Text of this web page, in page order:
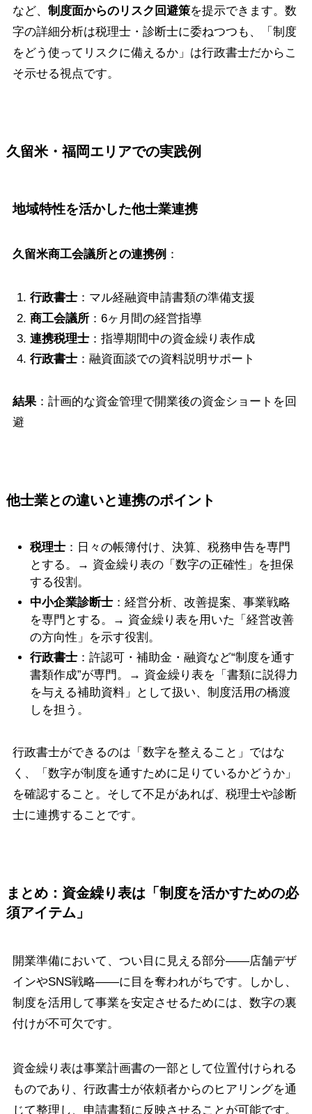
など、 制度面からのリスク回避策を提示できます。数
字の詳細分析は税理士・診断士に委ねつつも、「制度
をどう使ってリスクに備えるか」は行政書士だからこ
そ示せる視点です。
久留米・福岡エリアでの実践例
地域特性を活かした他士業連携
久留米商工会議所との連携例 ：
行政書士 ：マル経融資申請書類の準備支援
商工会議所 ：6ヶ月間の経営指導
連携税理士 ：指導期間中の資金繰り表作成
行政書士 ：融資面談での資料説明サポート
結果：計画的な資金管理で開業後の資金ショートを回
避
他士業との違いと連携のポイント
税理士 ：日々の帳簿付け、決算、税務申告を専門
とする。→ 資金繰り表の「数字の正確性」を担保
する役割。
中小企業診断士 ：経営分析、改善提案、事業戦略
を専門とする。→ 資金繰り表を用いた「経営改善
の方向性」を示す役割。
行政書士 ：許認可・補助金・融資など“制度を通す
書類作成”が専門。→ 資金繰り表を「書類に説得力
を与える補助資料」として扱い、制度活用の橋渡
しを担う。
行政書士ができるのは「数字を整えること」ではな
く、「数字が制度を通すために足りているかどうか」
を確認すること。そして不足があれば、税理士や診断
士に連携することです。
まとめ：資金繰り表は「制度を活かすための必
須アイテム」
開業準備において、つい目に見える部分——店舗デザ
インやSNS戦略——に目を奪われがちです。しかし、
制度を活用して事業を安定させるためには、数字の裏
付けが不可欠です。
資金繰り表は事業計画書の一部として位置付けられる
ものであり、行政書士が依頼者からのヒアリングを通
じて整理し、申請書類に反映させることが可能です。